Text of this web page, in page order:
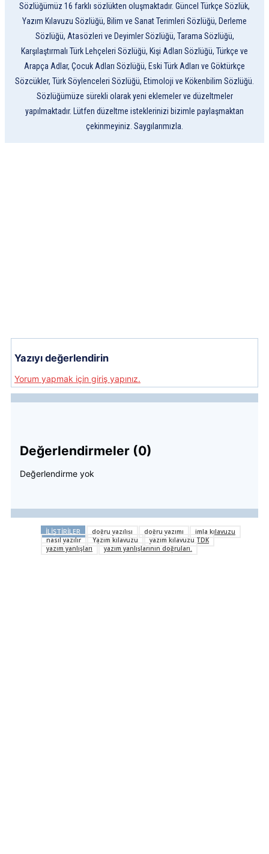
Sözlüğümüz 16 farklı sözlükten oluşmaktadır. Güncel Türkçe Sözlük,
Yazım Kılavuzu Sözlüğü, Bilim ve Sanat Terimleri Sözlüğü, Derleme
Sözlüğü, Atasözleri ve Deyimler Sözlüğü, Tarama Sözlüğü,
Karşılaştırmalı Türk Lehçeleri Sözlüğü, Kişi Adları Sözlüğü, Türkçe ve
Arapça Adlar, Çocuk Adları Sözlüğü, Eski Türk Adları ve Göktürkçe
Sözcükler, Türk Söylenceleri Sözlüğü, Etimoloji ve Kökenbilim Sözlüğü.
Sözlüğümüze sürekli olarak yeni eklemeler ve düzeltmeler
yapılmaktadır. Lütfen düzeltme isteklerinizi bizimle paylaşmaktan
çekinmeyiniz. Saygılarımızla.
Yazıyı değerlendirin
Yorum yapmak için giriş yapınız.
Değerlendirmeler (0)
Değerlendirme yok
İLIŞTIRILER doğru yazılışı doğru yazımı
imla kılavuzu
nasıl yazılır
Yazım kılavuzu
yazım kılavuzu TDK
yazım yanlışları
yazım yanlışlarının doğruları.